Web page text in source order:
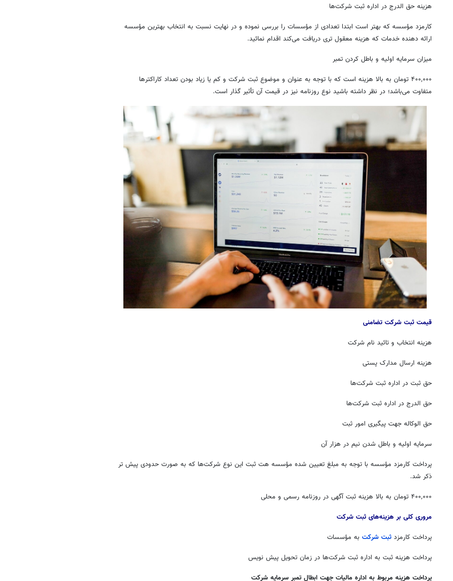
هزینه حق الدرج در اداره ثبت شرکت‌ها
کارمزد مؤسسه که بهتر است ابتدا تعدادی از مؤسسات را بررسی نموده و در نهایت نسبت به انتخاب بهترین مؤسسه
ارائه دهنده خدمات که هزینه معقول تری دریافت می‌کند اقدام نمائید.
میزان سرمایه اولیه و باطل کردن تمبر
۴۰۰,۰۰۰ تومان به بالا هزینه است که با توجه به عنوان و موضوع ثبت شرکت و کم یا زیاد بودن تعداد کاراکترها
متفاوت می‌باشد؛ در نظر داشته باشید نوع روزنامه نیز در قیمت آن تأثیر گذار است.
قیمت ثبت شرکت تضامنی
هزینه انتخاب و تائید نام شرکت
هزینه ارسال مدارک پستی
حق ثبت در اداره ثبت شرکت‌ها
حق الدرج در اداره ثبت شرکت‌ها
حق الوکاله جهت پیگیری امور ثبت
سرمایه اولیه و باطل شدن نیم در هزار آن
پرداخت کارمزد مؤسسه با توجه به مبلغ تعیین شده مؤسسه هت ثبت این نوع شرکت‌ها که به صورت حدودی پیش تر
ذکر شد.
۴۰۰,۰۰۰ تومان به بالا هزینه ثبت آگهی در روزنامه رسمی و محلی
مروری کلی بر هزینه‌های ثبت شرکت
پرداخت کارمزد ثبت شرکت به مؤسسات
پرداخت هزینه ثبت به اداره ثبت شرکت‌ها در زمان تحویل پیش نویس
پرداخت هزینه مربوط به اداره مالیات جهت ابطال تمبر سرمایه شرکت